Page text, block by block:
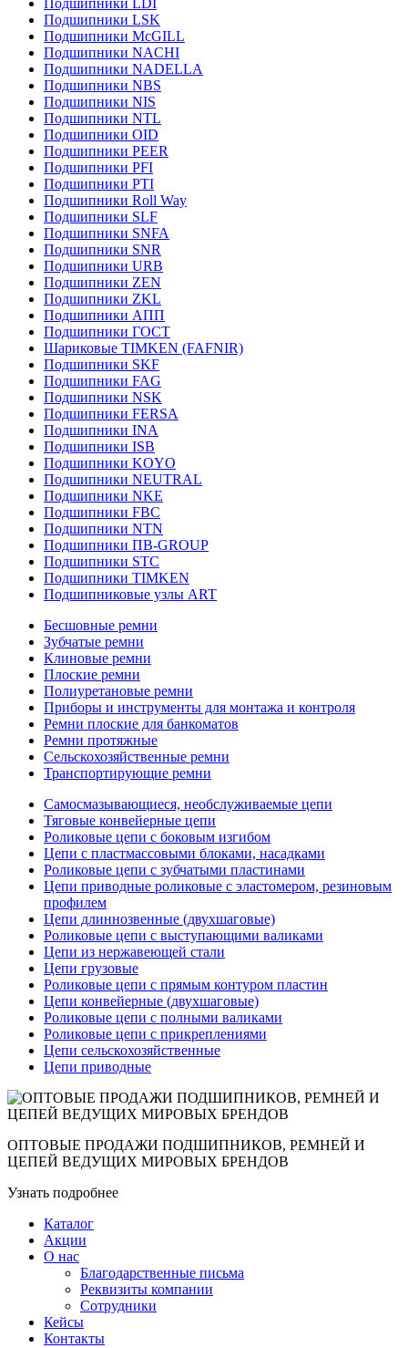
Подшипники LDI
Подшипники LSK
Подшипники McGILL
Подшипники NACHI
Подшипники NADELLA
Подшипники NBS
Подшипники NIS
Подшипники NTL
Подшипники OID
Подшипники PEER
Подшипники PFI
Подшипники PTI
Подшипники Roll Way
Подшипники SLF
Подшипники SNFA
Подшипники SNR
Подшипники URB
Подшипники ZEN
Подшипники ZKL
Подшипники АПП
Подшипники ГОСТ
Шариковые ТІMKEN (FAFNIR)
Подшипники SKF
Подшипники FAG
Подшипники NSK
Подшипники FERSA
Подшипники INA
Подшипники ISB
Подшипники KOYO
Подшипники NEUTRAL
Подшипники NKE
Подшипники FBC
Подшипники NTN
Подшипники ПВ-GROUP
Подшипники STC
Подшипники TIMKEN
Подшипниковые узлы ART
Бесшовные ремни
Зубчатые ремни
Клиновые ремни
Плоские ремни
Полиуретановые ремни
Приборы и инструменты для монтажа и контроля
Ремни плоские для банкоматов
Ремни протяжные
Сельскохозяйственные ремни
Транспортирующие ремни
Самосмазывающиеся, необслуживаемые цепи
Тяговые конвейерные цепи
Роликовые цепи с боковым изгибом
Цепи с пластмассовыми блоками, насадками
Роликовые цепи с зубчатыми пластинами
Цепи приводные роликовые с эластомером, резиновым
профилем
Цепи длиннозвенные (двухшаговые)
Роликовые цепи с выступающими валиками
Цепи из нержавеющей стали
Цепи грузовые
Роликовые цепи с прямым контуром пластин
Цепи конвейерные (двухшаговые)
Роликовые цепи с полными валиками
Роликовые цепи с прикреплениями
Цепи сельскохозяйственные
Цепи приводные
ОПТОВЫЕ ПРОДАЖИ ПОДШИПНИКОВ, РЕМНЕЙ И
ЦЕПЕЙ ВЕДУЩИХ МИРОВЫХ БРЕНДОВ
Узнать подробнее
Каталог
Акции
О нас
Благодарственные письма
Реквизиты компании
Сотрудники
Кейсы
Контакты